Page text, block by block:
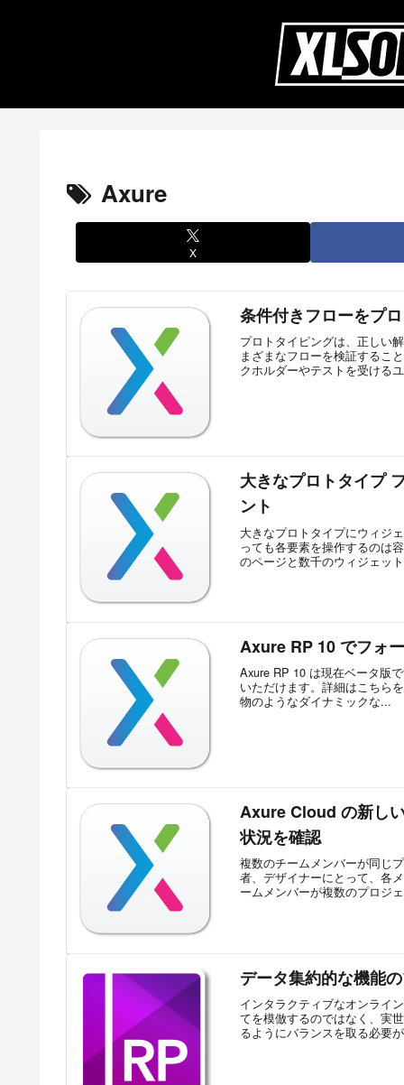
Axure
X
条件付きフローをプ
プロトタイピングは、正しい
まざまなフローを検証するこ
クホルダーやテストを受ける
大きなプロトタイプ
ント
大きなプロトタイプにウィジ
っても各要素を操作するのは
のページと数千のウィジェッ
Axure RP 10 でフォ
Axure RP 10 は現在ベータ版
いただけます。詳細はこちら
物のようなダイナミックな...
Axure Cloud の新し
状況を確認
複数のチームメンバーが同じ
者、デザイナーにとって、各
ームメンバーが複数のプロジ
データ集約的な機能
インタラクティブなオンライ
てを模倣するのではなく、実
るようにバランスを取る必要